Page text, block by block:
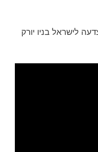
לישראל בניו יורק